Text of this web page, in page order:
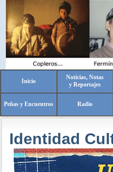
Inicio
Noticias, Notas
y Reportajes
Peñas y Encuentros Radio
Identidad